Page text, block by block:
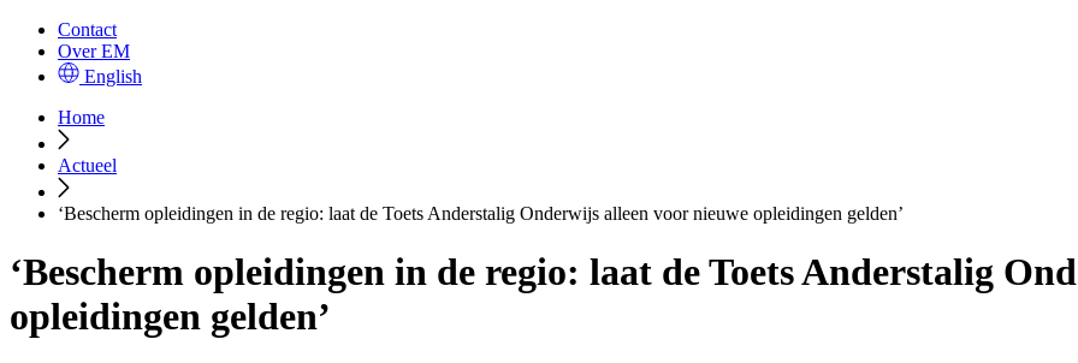
Contact
Over EM
English
Home
Actueel
‘Bescherm opleidingen in de regio: laat de Toets Anderstalig Onderwijs alleen voor nieuwe opleidingen gelden’
‘Bescherm opleidingen in de regio: laat de Toets Anderstalig
opleidingen gelden’